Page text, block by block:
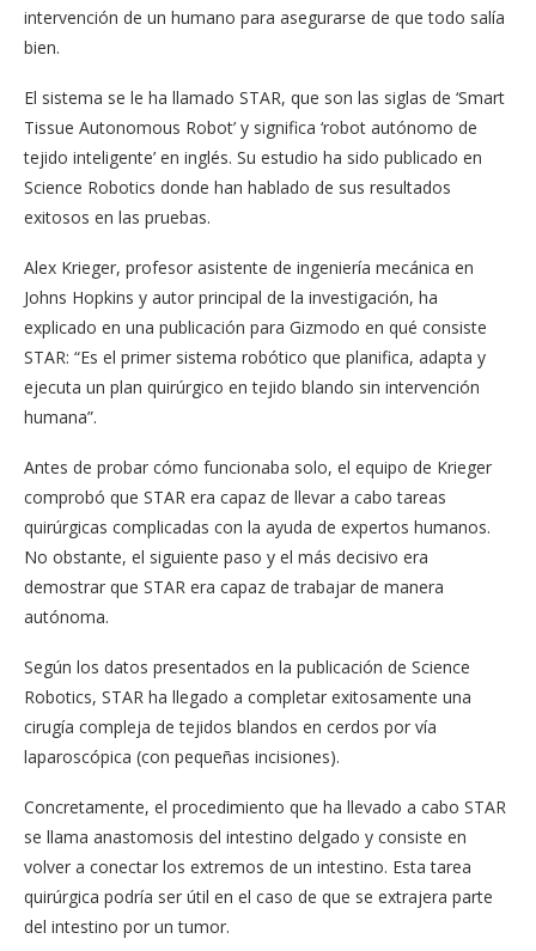
intervención de un humano para asegurarse de que todo salía
bien.
El sistema se le ha llamado STAR, que son las siglas de ‘Smart
Tissue Autonomous Robot’ y significa ‘robot autónomo de
tejido inteligente’ en inglés. Su estudio ha sido publicado en
Science Robotics donde han hablado de sus resultados
exitosos en las pruebas.
Alex Krieger, profesor asistente de ingeniería mecánica en
Johns Hopkins y autor principal de la investigación, ha
explicado en una publicación para Gizmodo en qué consiste
STAR: “Es el primer sistema robótico que planifica, adapta y
ejecuta un plan quirúrgico en tejido blando sin intervención
humana”.
Antes de probar cómo funcionaba solo, el equipo de Krieger
comprobó que STAR era capaz de llevar a cabo tareas
quirúrgicas complicadas con la ayuda de expertos humanos.
No obstante, el siguiente paso y el más decisivo era
demostrar que STAR era capaz de trabajar de manera
autónoma.
Según los datos presentados en la publicación de Science
Robotics, STAR ha llegado a completar exitosamente una
cirugía compleja de tejidos blandos en cerdos por vía
laparoscópica (con pequeñas incisiones).
Concretamente, el procedimiento que ha llevado a cabo STAR
se llama anastomosis del intestino delgado y consiste en
volver a conectar los extremos de un intestino. Esta tarea
quirúrgica podría ser útil en el caso de que se extrajera parte
del intestino por un tumor.